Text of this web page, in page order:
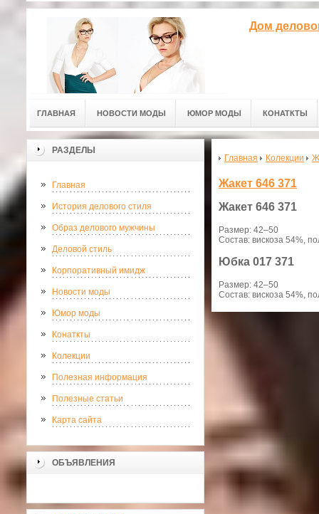
Дом
ГЛАВНАЯ НОВОСТИ МОДЫ ЮМОР МОДЫ КОНАТКТЫ
РАЗДЕЛЫ
Главная
История делового стиля
Образ делового мужчины
Деловой стиль
Корпоративный имидж
Новости моды
Юмор моды
Конаткты
Колекции
Полезная информация
Полезные статьи
Карта сайта
ОБЪЯВЛЕНИЯ
Главная Колекции
Жакет 646 371
Жакет 646 371
Размер: 42–50
Состав: вискоза 54%,
Юбка 017 371
Размер: 42–50
Состав: вискоза 54%,